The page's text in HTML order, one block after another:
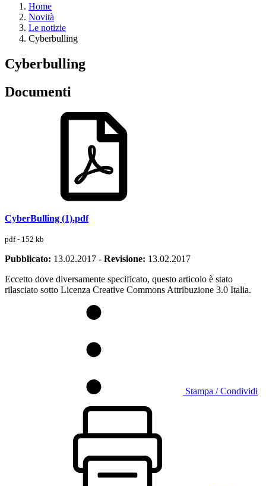
Home
Novità
Le notizie
Cyberbulling
Cyberbulling
Documenti
CyberBulling (1).pdf
pdf - 152 kb
Pubblicato: 13.02.2017 - Revisione: 13.02.2017
Eccetto dove diversamente specificato, questo articolo è stato
rilasciato sotto Licenza Creative Commons Attribuzione 3.0 Italia.
Stampa / Condividi